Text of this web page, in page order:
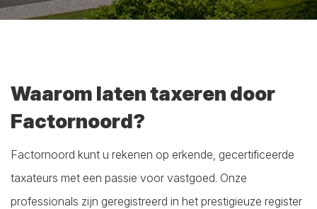
Waarom laten taxeren door
Factornoord?
Factornoord kunt u rekenen op erkende, gecertificeerde
taxateurs met een passie voor vastgoed. Onze
professionals zijn geregistreerd in het prestigieuze register